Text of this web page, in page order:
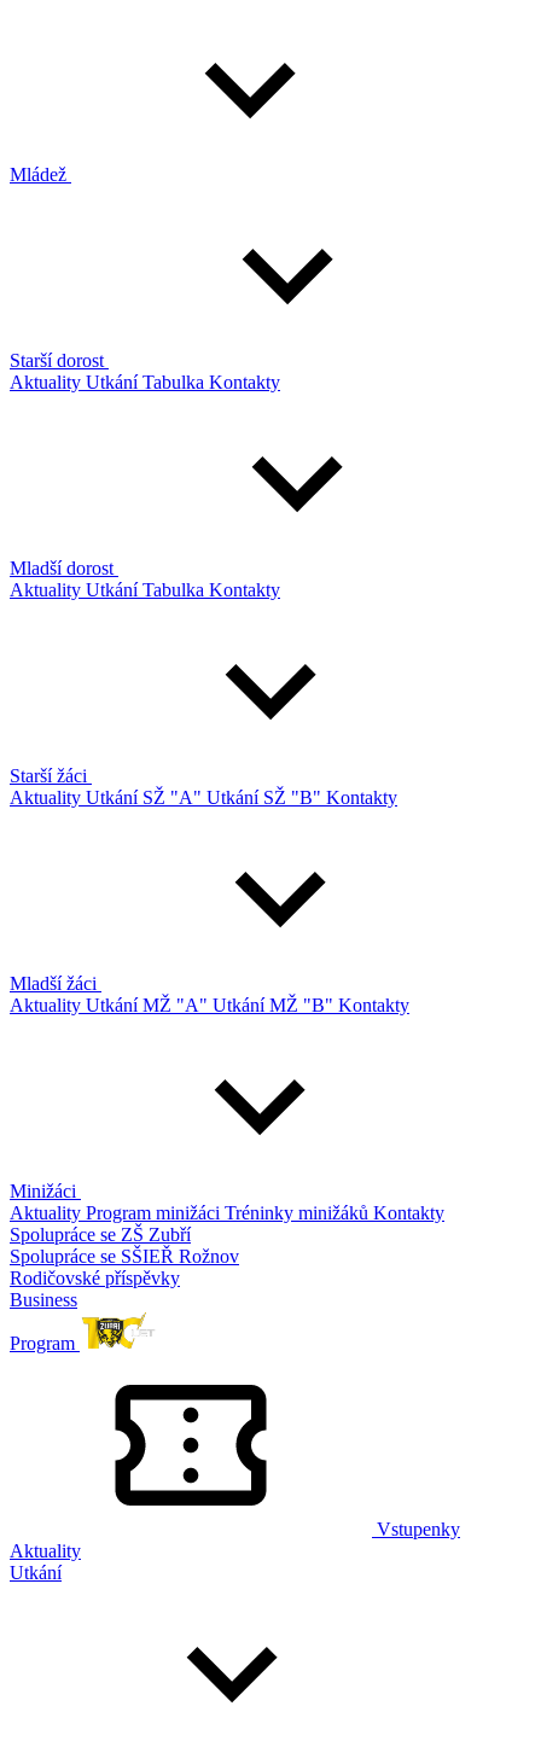
Mládež
Starší dorost
Aktuality UtkáníTabulka Kontakty
Mladší dorost
Aktuality UtkáníTabulka Kontakty
Starší žáci
Aktuality Utkání SŽ "A" Utkání SŽ "B" Kontakty
Mladší žáci
Aktuality Utkání MŽ "A" Utkání MŽ "B" Kontakty
Minižáci
Aktuality Program minižáci Tréninky minižáků Kontakty
Spolupráce se ZŠ Zubří
Spolupráce se SŠIEŘ Rožnov
Rodičovské příspěvky
Business
Program
Vstupenky
Aktuality
Utkání